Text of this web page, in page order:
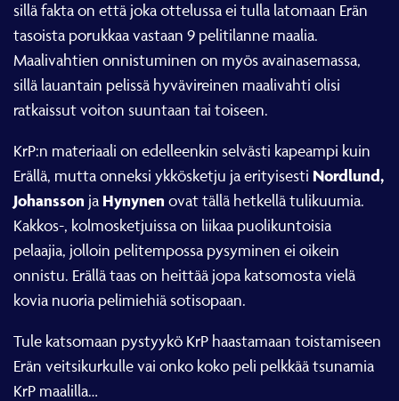
sillä fakta on että joka ottelussa ei tulla latomaan Erän
tasoista porukkaa vastaan 9 pelitilanne maalia.
Maalivahtien onnistuminen on myös avainasemassa,
sillä lauantain pelissä hyvävireinen maalivahti olisi
ratkaissut voiton suuntaan tai toiseen.
KrP:n materiaali on edelleenkin selvästi kapeampi kuin
Erällä, mutta onneksi ykkösketju ja erityisesti Nordlund,
Johansson ja Hynynen ovat tällä hetkellä tulikuumia.
Kakkos-, kolmosketjuissa on liikaa puolikuntoisia
pelaajia, jolloin pelitempossa pysyminen ei oikein
onnistu. Erällä taas on heittää jopa katsomosta vielä
kovia nuoria pelimiehiä sotisopaan.
Tule katsomaan pystyykö KrP haastamaan toistamiseen
Erän veitsikurkulle vai onko koko peli pelkkää tsunamia
KrP maalilla…